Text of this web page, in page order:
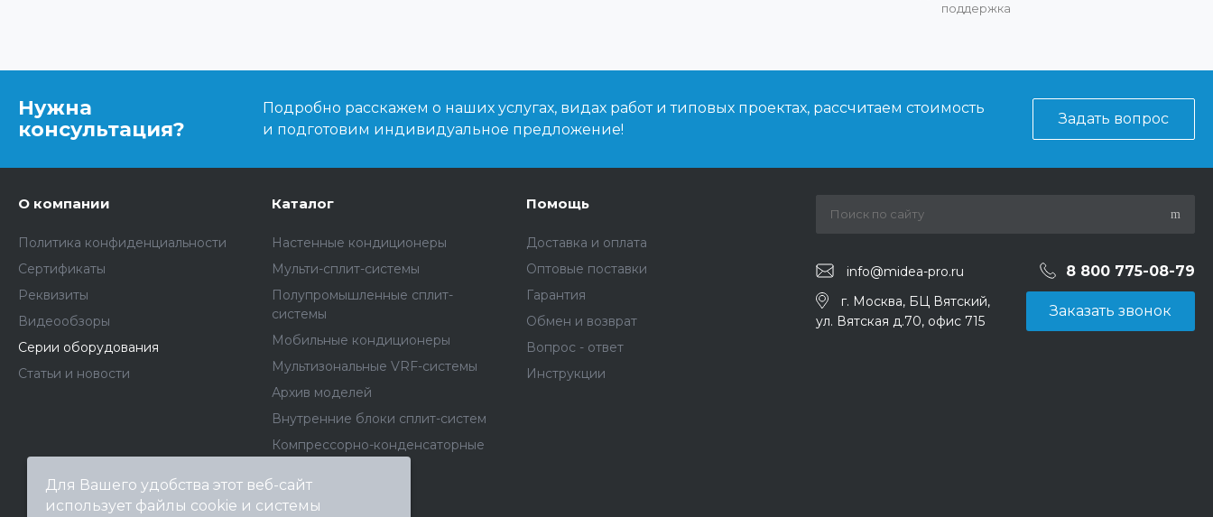
поддержка
Нужна
консультация?
Подробно расскажем о наших услугах, видах работ и типовых проектах, рассчитаем стоимость
и подготовим индивидуальное предложение!
Задать вопрос
О компании
Политика конфиденциальности
Сертификаты
Реквизиты
Видеообзоры
Серии оборудования
Статьи и новости
Каталог
Настенные кондиционеры
Мульти-сплит-системы
Полупромышленные сплит-
системы
Мобильные кондиционеры
Мультизональные VRF-системы
Архив моделей
Внутренние блоки сплит-систем
Компрессорно-конденсаторные
Фанкойлы
Помощь
Доставка и оплата
Оптовые поставки
Гарантия
Обмен и возврат
Вопрос - ответ
Инструкции
info@midea-pro.ru 8 800 775-08-79
г. Москва, БЦ Вятский,
ул. Вятская д.70, офис 715
Заказать звонок
Для Вашего удобства этот веб-сайт
использует файлы cookie и системы